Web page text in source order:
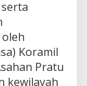
Koramil
Pratu
kewilayah